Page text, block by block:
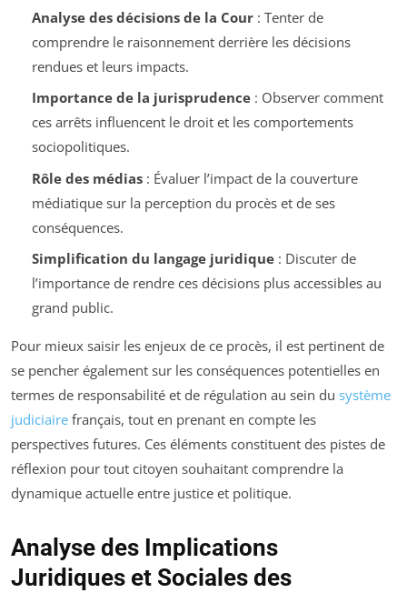
Analyse des décisions de la Cour: Tenter de
comprendre le raisonnement derrière les décisions
rendues et leurs impacts.
Importance de la jurisprudence: Observer comment
ces arrêts influencent le droit et les comportements
sociopolitiques.
Rôle des médias: Évaluer l’impact de la couverture
médiatique sur la perception du procès et de ses
conséquences.
Simplification du langage juridique: Discuter de
l’importance de rendre ces décisions plus accessibles au
grand public.
Pour mieux saisir les enjeux de ce procès, il est pertinent de
se pencher également sur les conséquences potentielles en
termes de responsabilité et de régulation au sein du système
judiciaire français, tout en prenant en compte les
perspectives futures. Ces éléments constituent des pistes de
réflexion pour tout citoyen souhaitant comprendre la
dynamique actuelle entre justice et politique.
Analyse des Implications
Juridiques et Sociales des